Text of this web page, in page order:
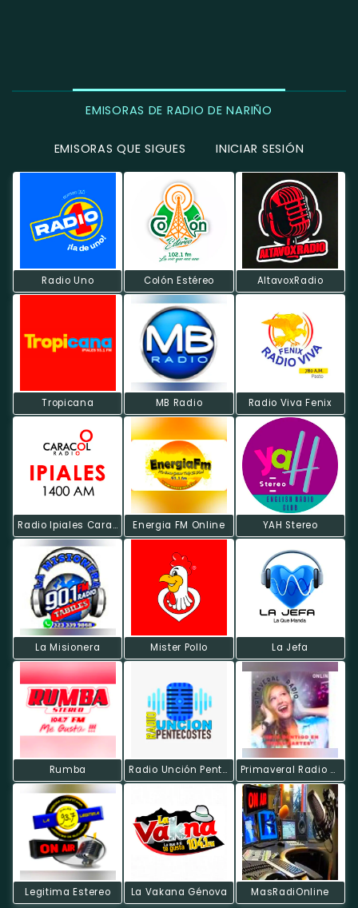
EMISORAS DE RADIO DE NARIÑO
EMISORAS QUE SIGUES INICIAR SESIÓN
Radio Uno Colón Estéreo AltavoxRadio
Tropicana MB Radio Radio Viva Fenix
Radio Ipiales Caracol Energia FM Online YAH Stereo
La Misionera Mister Pollo La Jefa
Rumba Radio Unción Pentecostes Primaveral Radio On Line
Legitima Estereo La Vakana Génova MasRadiOnline